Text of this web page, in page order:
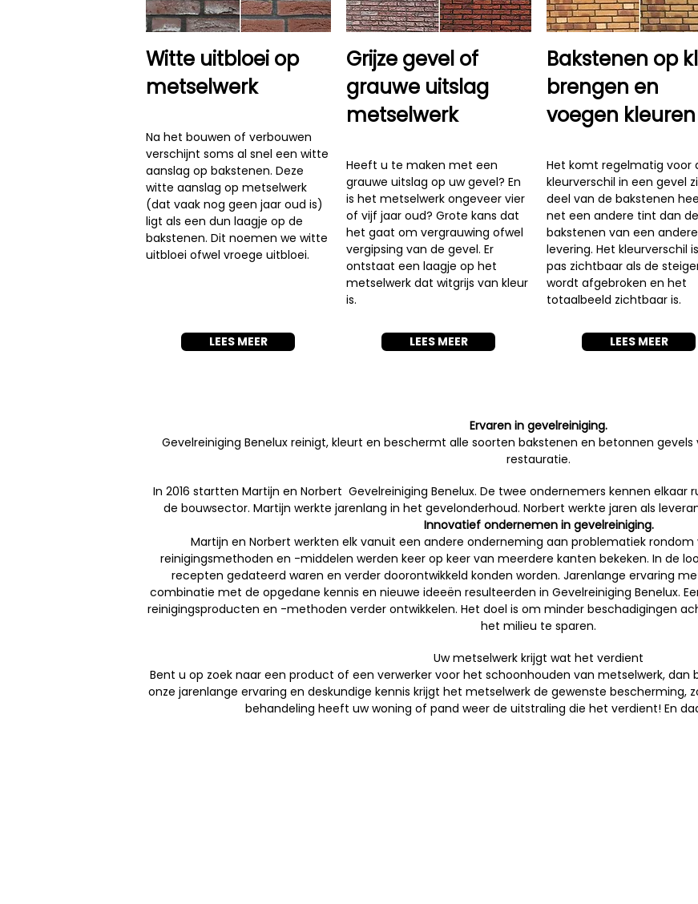
Witte uitbloei op
metselwerk
Na het bouwen of verbouwen
verschijnt soms al snel een witte
aanslag op bakstenen. Deze
witte aanslag op metselwerk
(dat vaak nog geen jaar oud is)
ligt als een dun laagje op de
bakstenen. Dit noemen we witte
uitbloei ofwel vroege uitbloei.
Grijze gevel of
grauwe uitslag
metselwerk
Heeft u te maken met een
grauwe uitslag op uw gevel? En
is het metselwerk ongeveer vier
of vijf jaar oud? Grote kans dat
het gaat om vergrauwing ofwel
vergipsing van de gevel. Er
ontstaat een laagje op het
metselwerk dat witgrijs van kleur
is.
Bakstenen op
brengen en
voegen kleuren
Het komt regelmatig voor
kleurverschil in een gevel
deel van de bakstenen
net een andere tint dan de
bakstenen van een andere
levering. Het kleurverschil
pas zichtbaar als de
wordt afgebroken en het
totaalbeeld zichtbaar is.
LEES MEER LEES MEER LEES MEER
Ervaren in gevelreiniging.
Gevelreiniging Benelux reinigt, kleurt en beschermt alle soorten bakstenen en betonnen
restauratie.
In 2016 startten Martijn en Norbert Gevelreiniging Benelux. De twee ondernemers kennen elkaar
de bouwsector. Martijn werkte jarenlang in het gevelonderhoud. Norbert werkte jaren als
Innovatief ondernemen in gevelreiniging.
Martijn en Norbert werkten elk vanuit een andere onderneming aan problematiek rondom
reinigingsmethoden en -middelen werden keer op keer van meerdere kanten bekeken. In de
recepten gedateerd waren en verder doorontwikkeld konden worden. Jarenlange ervaring
combinatie met de opgedane kennis en nieuwe ideeën resulteerden in Gevelreiniging Benelux.
reinigingsproducten en -methoden verder ontwikkelen. Het doel is om minder beschadigingen
het milieu te sparen.
Uw metselwerk krijgt wat het verdient
Bent u op zoek naar een product of een verwerker voor het schoonhouden van metselwerk, dan
onze jarenlange ervaring en deskundige kennis krijgt het metselwerk de gewenste bescherming,
behandeling heeft uw woning of pand weer de uitstraling die het verdient! En